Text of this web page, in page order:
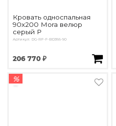
Кровать односпальная
90х200 Mora велюр
серый Р
Артикул: DG-RF-F-BD366-90
206 770 ₽
%